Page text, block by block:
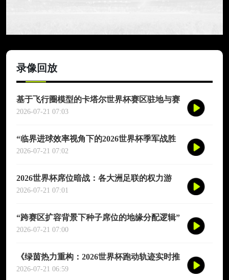
录像回放
基于飞行圈模型的卡塔尔世界杯赛区驻地与赛
程协同优化适配研究
2026-07-21 07:03
“临界进球效率视角下的2026世界杯季军战胜
负概率再评估”
2026-07-21 07:02
2026世界杯席位暗战：各大洲足联的权力游
戏、利益交换与投票策略
2026-07-21 07:01
“跨赛区扩容背景下种子席位的地缘分配逻辑”
2026-07-21 07:00
《绿茵热力重构：2026世界杯跑动轨迹实时推
演图谱》
2026-07-21 06:59